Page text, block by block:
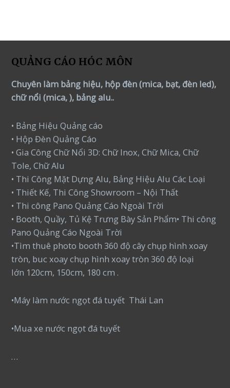
QUẢNG CÁO HÓC MÔN
Chuyên làm bảng hiệu, hộp đèn (mica, bạt, đèn led),
chữ nổi (mica, ), bảng alu..
• Bảng Hiệu Quảng cáo
• Hộp Đèn Quảng Cáo
• Gia Công Chữ Nổi 3D: Chữ Inox, Chữ Mica, Chữ
Tole, Chữ Alu
• Thi Công Mặt Dựng Alu, Bảng Hiệu Alu Các Loại
• Thiết Kế, Thi Công Showroom – Nội Thất
• Thi công Pano Quảng Cáo Ngoài Trời
• Booth, Quầy, Tủ Kệ Trưng Bày Sản Phẩm• Thi công
Pano Quảng Cáo Ngoài Trời
•Tìm thuê photo booth 360 độ cây chụp hình xoay
tròn, buc xoay chụp hình xoay tròn 360 độ loại
lớn 120cm, 150cm, 180 cm .
•Máy làm nước ngọt đá tuyết Thái Lan
•Mua xe nước ngọt đá tuyết
…